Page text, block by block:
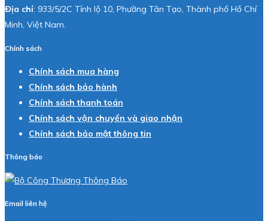
Địa chỉ: 933/5/2C Tỉnh lộ 10, Phường Tân Tạo, Thành phố Hồ Chí
Minh, Việt Nam.
Chính sách
Chính sách mua hàng
Chính sách bảo hành
Chính sách thanh toán
Chính sách vận chuyển và giao nhận
Chính sách bảo mật thông tin
Thông báo
Email liên hệ